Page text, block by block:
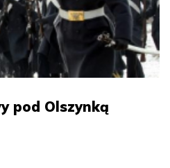
pod Olszynką